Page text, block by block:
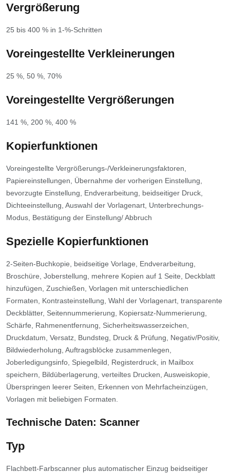
Vergrößerung
25 bis 400 % in 1-%-Schritten
Voreingestellte Verkleinerungen
25 %, 50 %, 70%
Voreingestellte Vergrößerungen
141 %, 200 %, 400 %
Kopierfunktionen
Voreingestellte Vergrößerungs-/Verkleinerungsfaktoren,
Papiereinstellungen, Übernahme der vorherigen Einstellung,
bevorzugte Einstellung, Endverarbeitung, beidseitiger Druck,
Dichteeinstellung, Auswahl der Vorlagenart, Unterbrechungs-
Modus, Bestätigung der Einstellung/ Abbruch
Spezielle Kopierfunktionen
2-Seiten-Buchkopie, beidseitige Vorlage, Endverarbeitung,
Broschüre, Joberstellung, mehrere Kopien auf 1 Seite, Deckblatt
hinzufügen, Zuschießen, Vorlagen mit unterschiedlichen
Formaten, Kontrasteinstellung, Wahl der Vorlagenart, transparente
Deckblätter, Seitennummerierung, Kopiersatz-Nummerierung,
Schärfe, Rahmenentfernung, Sicherheitswasserzeichen,
Druckdatum, Versatz, Bundsteg, Druck & Prüfung, Negativ/Positiv,
Bildwiederholung, Auftragsblöcke zusammenlegen,
Joberledigungsinfo, Spiegelbild, Registerdruck, in Mailbox
speichern, Bildüberlagerung, verteiltes Drucken, Ausweiskopie,
Überspringen leerer Seiten, Erkennen von Mehrfacheinzügen,
Vorlagen mit beliebigen Formaten.
Technische Daten: Scanner
Typ
Flachbett-Farbscanner plus automatischer Einzug beidseitiger